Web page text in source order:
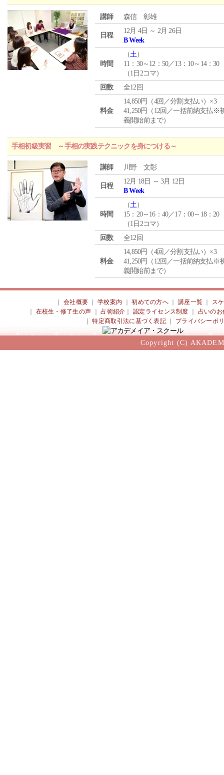
講師 森信 彰雄
日程
12月 4日 ～ 2月 26日
B Week
時間
（土）
11：30～12：50／13：10～14：30
（1日2コマ）
回数
全12回
料金
14,850円（4回／分割支払い）×3
41,250円（12回／一括前納支払※
義開始前まで）
手相初級実習 ～手相の実践テクニックを身につける～
講師 川野 文彰
日程
12月 18日 ～ 3月 12日
B Week
時間
（土）
15：20～16：40／17：00～18：20
（1日2コマ）
回数
全12回
料金
14,850円（4回／分割支払い）×3
41,250円（12回／一括前納支払※
義開始前まで）
会社概要 ｜学校案内 ｜初めての方へ 講座一覧
ス
在校生・修了生の声 ｜占術紹介 ｜認定ライセンス制度
占いのお
｜特定商取引法に基づく表記 プライバシーポ
Copyright (C)